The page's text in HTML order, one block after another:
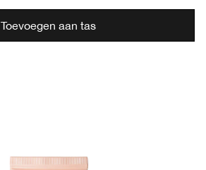
Toevoegen aan tas